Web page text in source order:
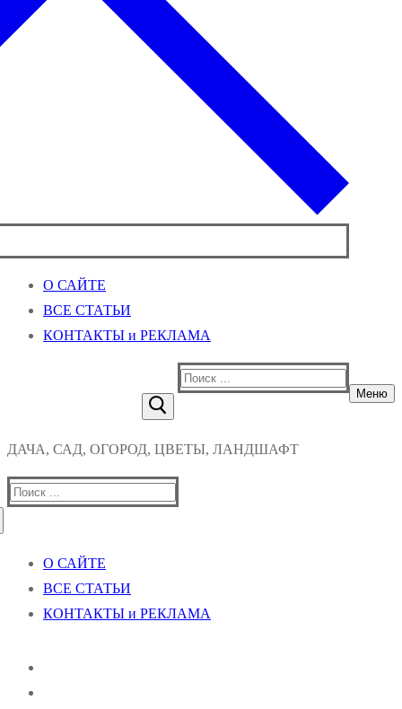
О САЙТЕ
ВСЕ СТАТЬИ
КОНТАКТЫ и РЕКЛАМА
Найти:
Меню
ДАЧА, САД, ОГОРОД, ЦВЕТЫ, ЛАНДШАФТ
Найти:
О САЙТЕ
ВСЕ СТАТЬИ
КОНТАКТЫ и РЕКЛАМА